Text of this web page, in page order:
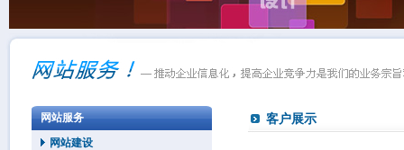
网站服务
网站建设
客户展示